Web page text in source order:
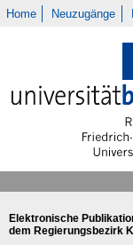
Home Neuzugänge
Elektronische
dem Regierungsbezirk